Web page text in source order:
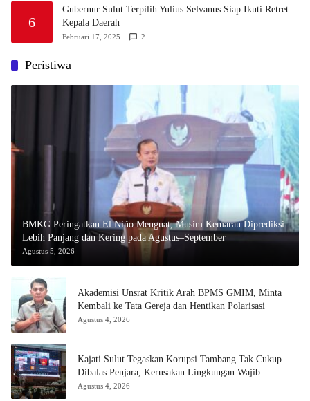
6
Gubernur Sulut Terpilih Yulius Selvanus Siap Ikuti Retret
Kepala Daerah
Februari 17, 2025 2
Peristiwa
BMKG Peringatkan El Niño Menguat, Musim Kemarau Diprediksi
Lebih Panjang dan Kering pada Agustus–September
Agustus 5, 2026
Akademisi Unsrat Kritik Arah BPMS GMIM, Minta
Kembali ke Tata Gereja dan Hentikan Polarisasi
Agustus 4, 2026
Kajati Sulut Tegaskan Korupsi Tambang Tak Cukup
Dibalas Penjara, Kerusakan Lingkungan Wajib
Dipulihkan
Agustus 4, 2026